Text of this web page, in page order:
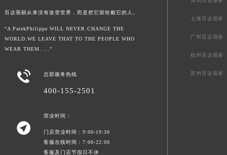
百达翡丽从来没有改变世界，而是把它留给戴它的人。
“A PatekPhilippe WILL NEVER CHANGE THE
WORLD.WE LEAVE THAT TO THE PEOPLE WHO
WEAR THEM. ...”
 总部服务热线
400-155-2501

营业时间：
门店营业时间：9:00-19:30
客服在线时间：7:00-22:00
客服及门店节假日不休
上海百达翡丽
广州百达翡丽
杭州百达翡丽
苏州百达翡丽